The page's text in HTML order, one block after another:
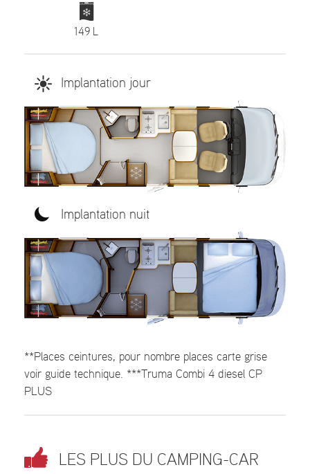
149 L
Implantation jour
Implantation nuit
**Places ceintures, pour nombre places carte grise
voir guide technique. ***Truma Combi 4 diesel CP
PLUS
LES PLUS DU CAMPING-CAR